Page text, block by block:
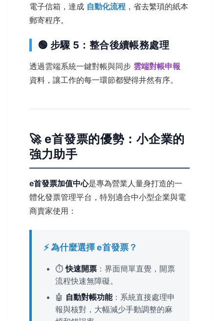
電子信箱，達成 自動化流程 ，省去繁瑣的紙本
郵寄程序。
🟢 步驟 5：整合後續帳務處理
透過雲端系統一鍵對帳與同步 雲端對帳申報
資料，讓工作的每一環節都變得井然有序。
🚀 e首發票的優勢：小企業的
強力助手
e首發票加值中心是專為營業人量身打造的一
體化發票管理平台，特別適合中小型企業與電
商賣家使用：
⚡ 為什麼選擇 e首發票？
⏱️快速開票 ：界面簡單直覺，開票
流程快速無障礙。
🤖 自動對帳功能：系統直接處理申
報與核對，大幅減少手動調整的麻